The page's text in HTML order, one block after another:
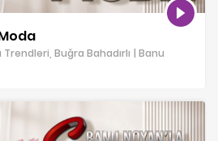
Buğra Bahadırlı | Banu